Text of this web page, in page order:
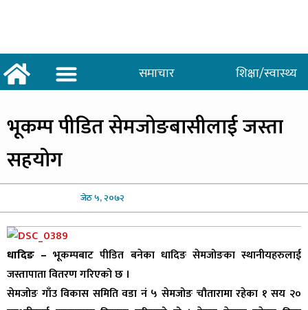
समाचार शिक्षा/स्वास्थ्य
भूकम्पपीडित सेमजोङबासीलाई जस्ता
सहयोग
जेठ५, २०७२
धादिङ –भूकम्पबाट पीडित बनेका धादिङ सेमजोङका स्थानीयहरुलाई
जस्तापाता वितरण गरिएको छ ।
सेमजोङ गाँउ विकास समिति वडा नं ५ सेमजोङ चौतारामा रहेका १ सय २०